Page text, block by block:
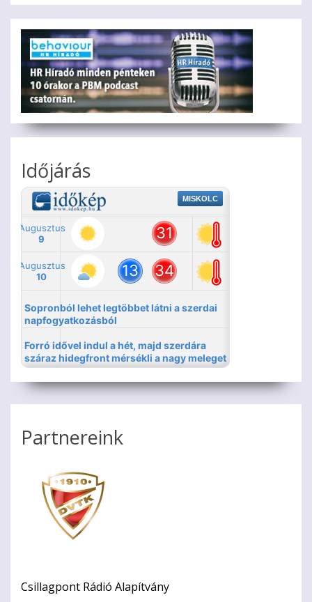
Időjárás
Partnereink
Csillagpont Rádió Alapítvány